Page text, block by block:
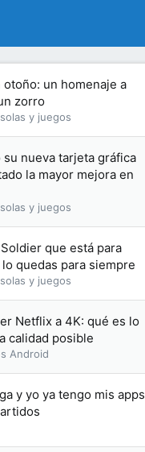
un homenaje a
zorro
y juegos
nueva tarjeta gráfica
la mayor mejora en
y juegos
que está para
quedas para siempre
y juegos
Netflix a 4K: qué es lo
calidad posible
Android
y yo ya tengo mis apps